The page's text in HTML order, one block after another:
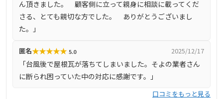
部地域に対応しており、地域密着型のサービスで多くの信
頼を得ています。
ん頂きました。 顧客側に立って親身に相談に載ってくだ
さる、とても親切な方でした。 ありがとうございまし
た。」
匿名★★★★★ 5.0 2025/12/17
「台風後で屋根瓦が落ちてしまいました。そよの業者さん
に断られ困っていた中の対応に感謝です。」
口コミをもっと見る